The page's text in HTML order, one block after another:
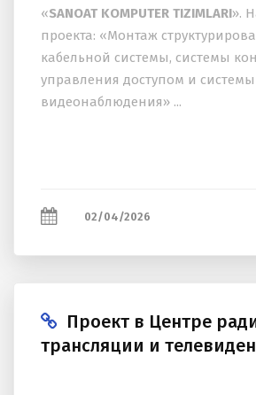
«SANOAT KOMPUTER TIZIMLARI».
проекта: «Монтаж
кабельной системы, системы
управления доступом и системы
видеонаблюдения» ...
02/04/2026
Проект в Центре
трансляции и